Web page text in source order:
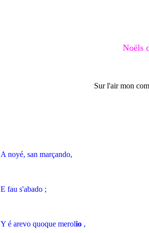
Noëls
Sur l'air mon
A noyé, san marçando,
E fau s'abado ;
Y é arevo quoque merolio ,